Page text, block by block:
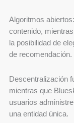
Algoritmos
contenido,
la posibilidad de
de recomendación.
Descentralización
mientras que
usuarios
una entidad única.